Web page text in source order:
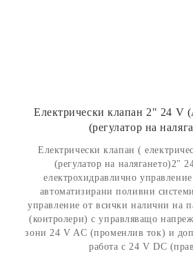
Електрически клапан 2" 24 V
(регулатор на
Електрически клапан (
(регулатор на налягането)2"
електрохидравлично
автоматизирани поливни
управление от всички налични на
(контролери) с управляващо
зони 24 V AC (променлив ток) и
работа с 24 V DC